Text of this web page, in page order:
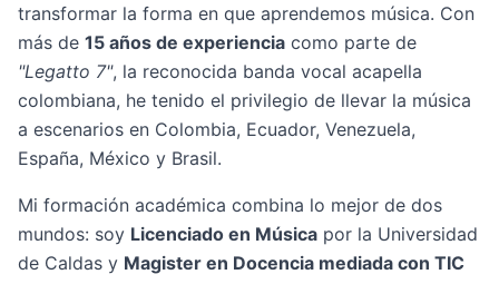
transformar la forma en que aprendemos música. Con
más de 15 años de experiencia como parte de
"Legatto 7", la reconocida banda vocal acapella
colombiana, he tenido el privilegio de llevar la música
a escenarios en Colombia, Ecuador, Venezuela,
España, México y Brasil.
Mi formación académica combina lo mejor de dos
mundos: soy Licenciado en Música por la Universidad
de Caldas y Magister en Docencia mediada con TIC